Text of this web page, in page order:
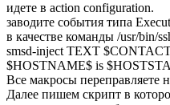
идете в action configuration.
заводите события типа
в качестве команды /usr/bin/
smsd-inject TEXT
$HOSTNAME$ is
Все макросы переправляете
Далее пишем скрипт в